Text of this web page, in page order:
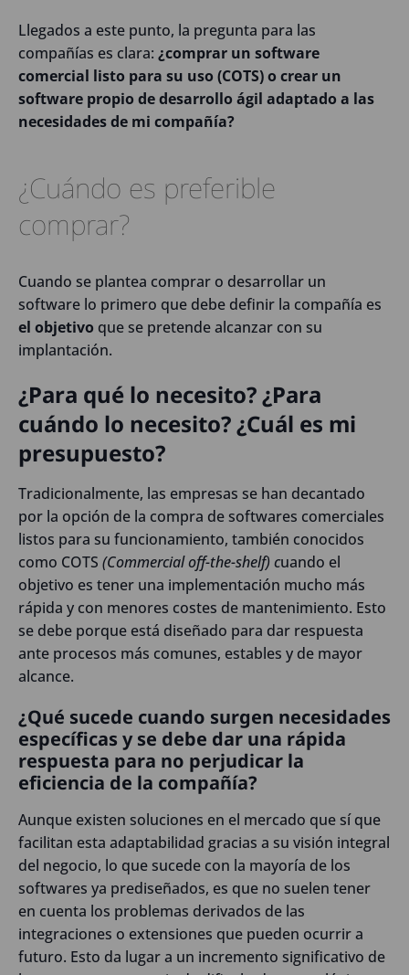
Llegados a este punto, la pregunta para las
compañías es clara: ¿comprar un software
comercial listo para su uso (COTS) o crear un
software propio de desarrollo ágil adaptado a las
necesidades de mi compañía?
¿Cuándo es preferible
comprar?
Cuando se plantea comprar o desarrollar un
software lo primero que debe definir la compañía es
el objetivo que se pretende alcanzar con su
implantación.
¿Para qué lo necesito? ¿Para
cuándo lo necesito? ¿Cuál es mi
presupuesto?
Tradicionalmente, las empresas se han decantado
por la opción de la compra de softwares comerciales
listos para su funcionamiento, también conocidos
como COTS (Commercial off-the-shelf) cuando el
objetivo es tener una implementación mucho más
rápida y con menores costes de mantenimiento. Esto
se debe porque está diseñado para dar respuesta
ante procesos más comunes, estables y de mayor
alcance.
¿Qué sucede cuando surgen necesidades
específicas y se debe dar una rápida
respuesta para no perjudicar la
eficiencia de la compañía?
Aunque existen soluciones en el mercado que sí que
facilitan esta adaptabilidad gracias a su visión integral
del negocio, lo que sucede con la mayoría de los
softwares ya prediseñados, es que no suelen tener
en cuenta los problemas derivados de las
integraciones o extensiones que pueden ocurrir a
futuro. Esto da lugar a un incremento significativo de